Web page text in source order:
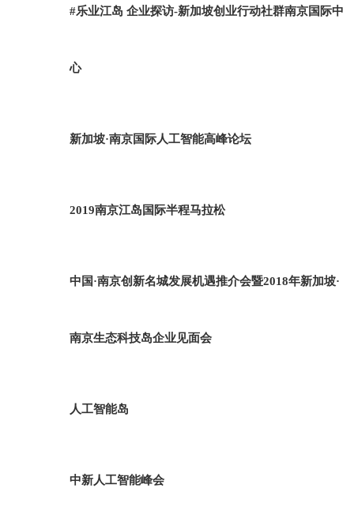
#乐业江岛 企业探访-新加坡创业行动社群南京国际中
心
新加坡·南京国际人工智能高峰论坛
2019南京江岛国际半程马拉松
中国·南京创新名城发展机遇推介会暨2018年新加坡·
南京生态科技岛企业见面会
人工智能岛
中新人工智能峰会